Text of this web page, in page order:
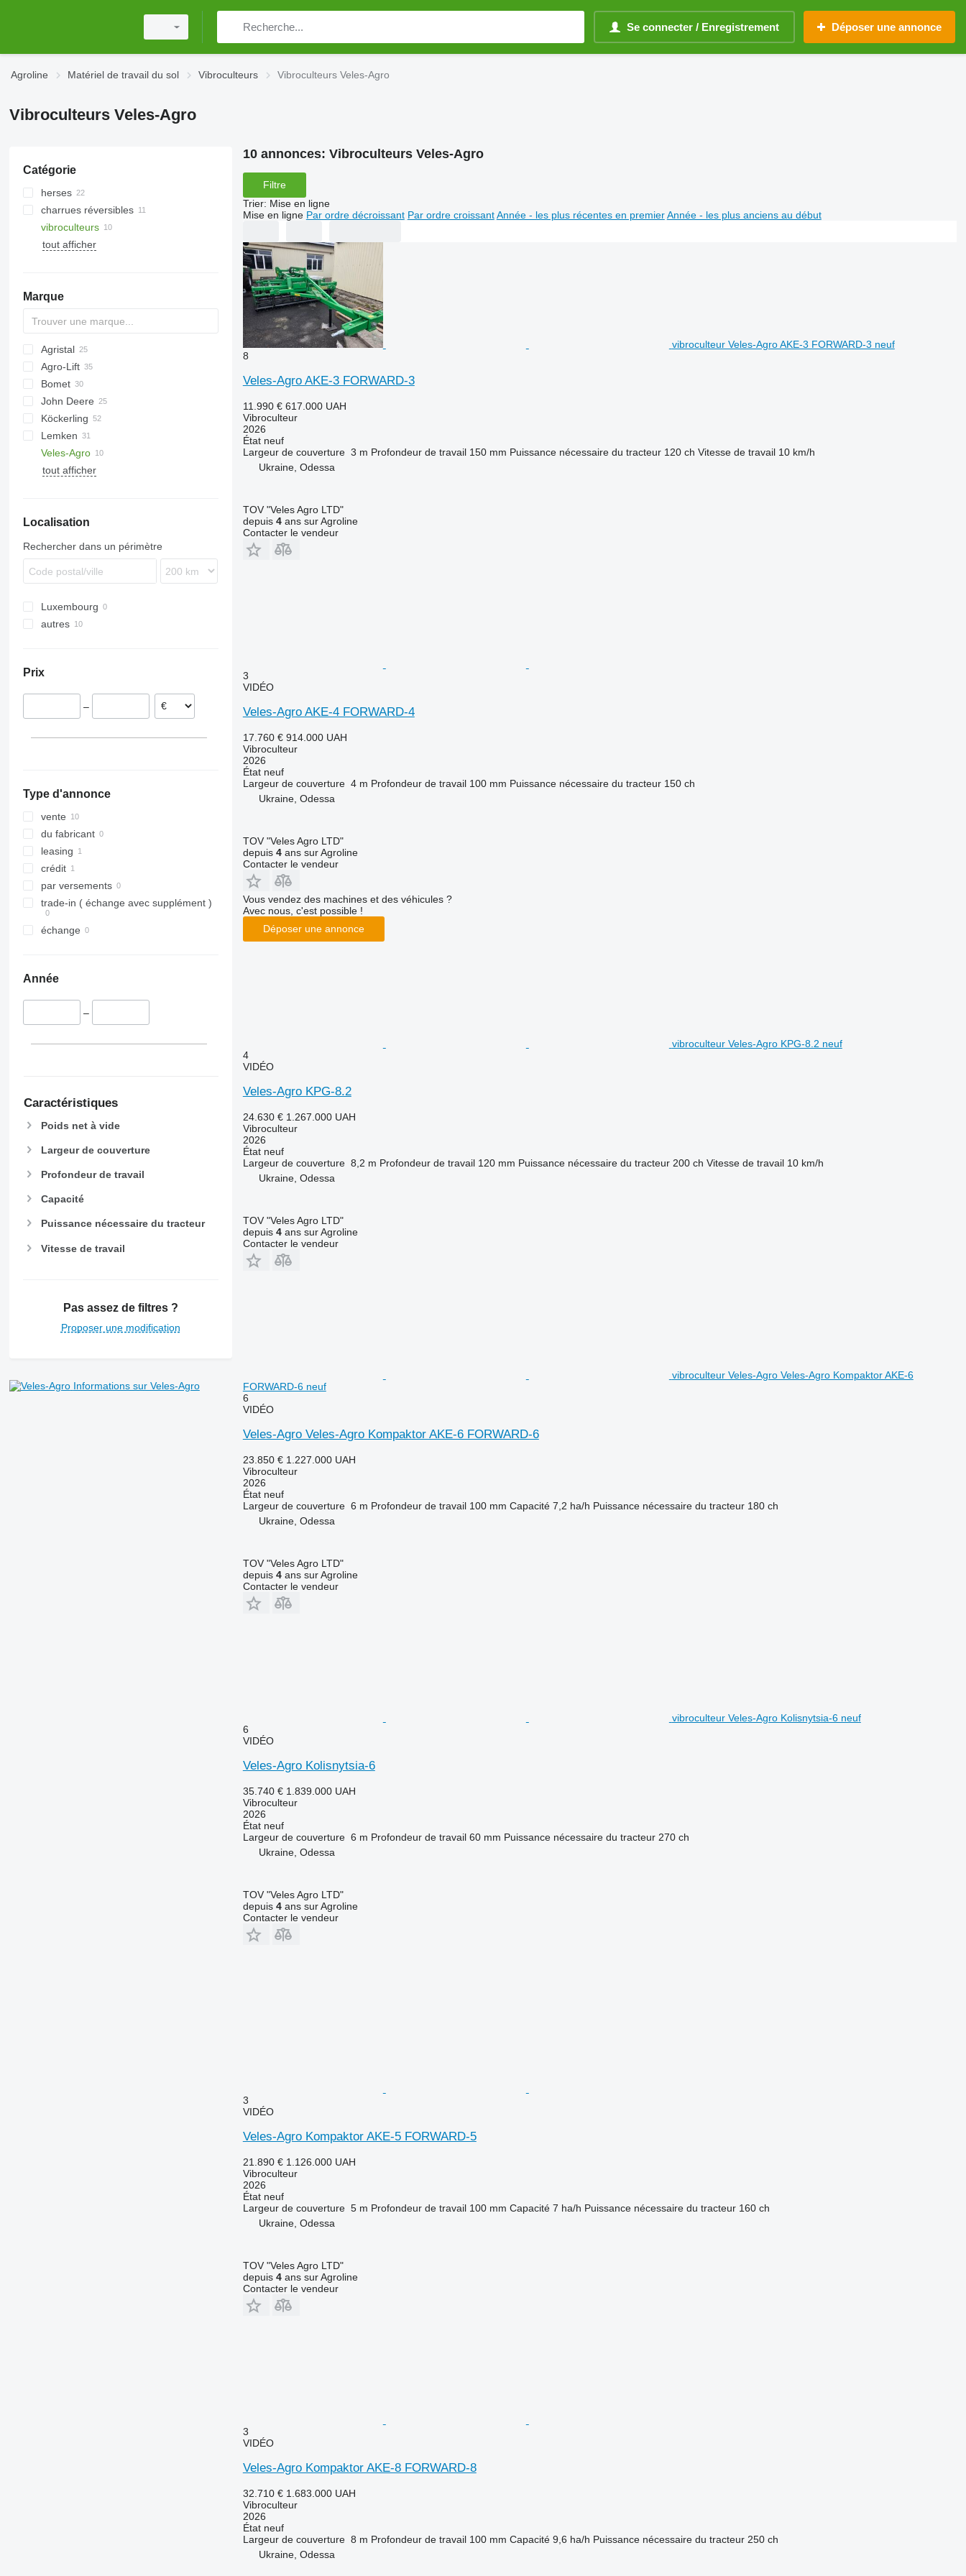
Se connecter / Enregistrement Déposer une annonce
Agroline Matériel de travail du sol Vibroculteurs Vibroculteurs Veles-Agro
Vibroculteurs Veles-Agro
Catégorie
herses
herses à disques
herses rotatives
charrues réversibles
vibroculteurs
rouleaux hacheurs
tout afficher
Marque
Vibromulch
Agristal
Agro-Lift
AU
8
Catros
Cenius
Centaur
Striegel
Swifter
Versatill VN
Bomet
U-series
Z-series
Ecolo Tiger
Tiger Mate
Tiger Mate
Maxidisc
Multiflex
RolloMaximum
Taifun
Vibrostar
Wicher
K-series
Super Maxx
Cruiser
Cura
Finer
Pronto
Terrano
John Deere
512
980
2210
4
Komet
Stratos
Cultimer
Prolander
TLD
Köckerling
Allrounder
Quadro
Rebell Classic
Vector
Lemken
Karat
Kompaktor
Flexcare V
AllStar
ATLAS
Veles-Agro
KPG
Carrier
2800
tout afficher
Localisation
Rechercher dans un périmètre
Luxembourg
autres
Prix
–
Type d'annonce
vente
du fabricant
leasing
crédit
par versements
trade-in ( échange avec supplément )
échange
Année
–
Caractéristiques
Poids net à vide
Largeur de couverture
Profondeur de travail
Capacité
Puissance nécessaire du tracteur
Vitesse de travail
Pas assez de filtres ?
Proposer une modification
Informations sur Veles-Agro
10 annonces: Vibroculteurs Veles-Agro
Filtre
Trier: Mise en ligne
Mise en ligne Par ordre décroissant Par ordre croissant Année - les plus récentes en premier Année - les plus anciens au début
vibroculteur Veles-Agro AKE-3 FORWARD-3 neuf
8
Veles-Agro AKE-3 FORWARD-3
11.990 € 617.000 UAH
Vibroculteur
2026
Étatneuf
Largeur de couverture 3 m Profondeur de travail 150 mm Puissance nécessaire du tracteur 120 ch Vitesse de travail 10 km/h
Ukraine, Odessa
TOV "Veles Agro LTD"
depuis 4ans sur Agroline
Contacter le vendeur
3
VIDÉO
Veles-Agro AKE-4 FORWARD-4
17.760 € 914.000 UAH
Vibroculteur
2026
Étatneuf
Largeur de couverture 4 m Profondeur de travail 100 mm Puissance nécessaire du tracteur 150 ch
Ukraine, Odessa
TOV "Veles Agro LTD"
depuis 4ans sur Agroline
Contacter le vendeur
Vous vendez des machines et des véhicules ?
Avec nous, c'est possible !
Déposer une annonce
vibroculteur Veles-Agro KPG-8.2 neuf
4
VIDÉO
Veles-Agro KPG-8.2
24.630 € 1.267.000 UAH
Vibroculteur
2026
Étatneuf
Largeur de couverture 8,2 m Profondeur de travail 120 mm Puissance nécessaire du tracteur 200 ch Vitesse de travail 10 km/h
Ukraine, Odessa
TOV "Veles Agro LTD"
depuis 4ans sur Agroline
Contacter le vendeur
vibroculteur Veles-Agro Veles-Agro Kompaktor AKE-6
FORWARD-6 neuf
6
VIDÉO
Veles-Agro Veles-Agro Kompaktor AKE-6 FORWARD-6
23.850 € 1.227.000 UAH
Vibroculteur
2026
Étatneuf
Largeur de couverture 6 m Profondeur de travail 100 mm Capacité 7,2 ha/h Puissance nécessaire du tracteur 180 ch
Ukraine, Odessa
TOV "Veles Agro LTD"
depuis 4ans sur Agroline
Contacter le vendeur
vibroculteur Veles-Agro Kolisnytsia-6 neuf
6
VIDÉO
Veles-Agro Kolisnytsia-6
35.740 € 1.839.000 UAH
Vibroculteur
2026
Étatneuf
Largeur de couverture 6 m Profondeur de travail 60 mm Puissance nécessaire du tracteur 270 ch
Ukraine, Odessa
TOV "Veles Agro LTD"
depuis 4ans sur Agroline
Contacter le vendeur
3
VIDÉO
Veles-Agro Kompaktor AKE-5 FORWARD-5
21.890 € 1.126.000 UAH
Vibroculteur
2026
Étatneuf
Largeur de couverture 5 m Profondeur de travail 100 mm Capacité 7 ha/h Puissance nécessaire du tracteur 160 ch
Ukraine, Odessa
TOV "Veles Agro LTD"
depuis 4ans sur Agroline
Contacter le vendeur
3
VIDÉO
Veles-Agro Kompaktor AKE-8 FORWARD-8
32.710 € 1.683.000 UAH
Vibroculteur
2026
Étatneuf
Largeur de couverture 8 m Profondeur de travail 100 mm Capacité 9,6 ha/h Puissance nécessaire du tracteur 250 ch
Ukraine, Odessa